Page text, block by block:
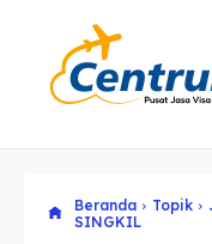
Explore
Explore
Beranda Topik
SINGKIL